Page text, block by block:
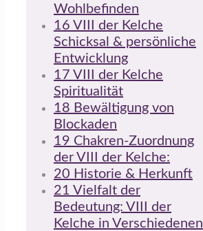
Wohlbefinden
16 VIII der Kelche
Schicksal & persönliche
Entwicklung
17 VIII der Kelche
Spiritualität
18 Bewältigung von
Blockaden
19 Chakren-Zuordnung
der VIII der Kelche:
20 Historie & Herkunft
21 Vielfalt der
Bedeutung: VIII der
Kelche in Verschiedenen